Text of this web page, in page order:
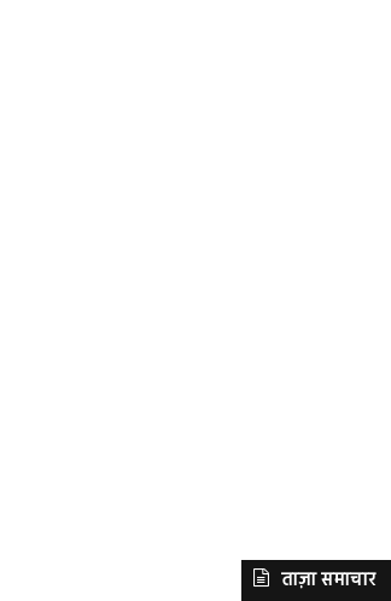
ताज़ा समाचार